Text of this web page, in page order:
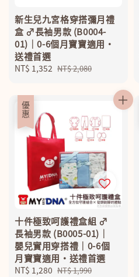
新生兒九宮格穿搭彌月禮
盒 ♂長袖男款 (B0004-
01)｜0-6個月寶寶適用・
送禮首選
Sale
NT$ 1,352 Regular
NT$ 2,080
優惠
十件極致呵護禮盒組 ♂
長袖男款 (B0005-01)｜
嬰兒實用穿搭禮｜0-6個
月寶寶適用・送禮首選
Sale
NT$ 1,280 Regular
NT$ 1,990